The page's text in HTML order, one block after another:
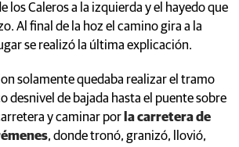
los Caleros a la izquierda y el hayedo que
Al final de la hoz el camino gira a la
se realizó la última explicación.
solamente quedaba realizar el tramo
desnivel de bajada hasta el puente sobre
y caminar por la carretera de
, donde tronó, granizó, llovió,